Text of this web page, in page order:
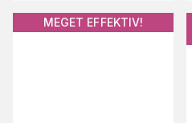
MEGET EFFEKTIV!